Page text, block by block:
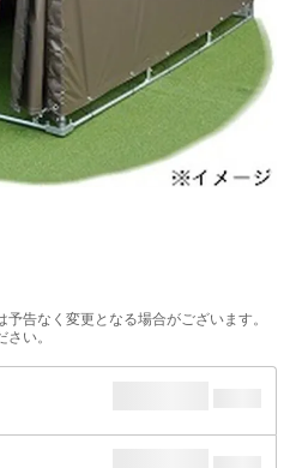
告なく変更となる場合がございます。
い。